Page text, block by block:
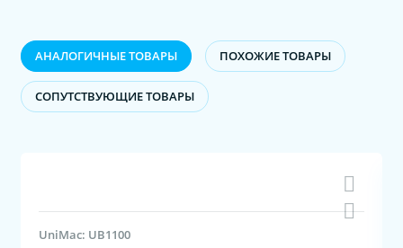
АНАЛОГИЧНЫЕ ТОВАРЫ ПОХОЖИЕ ТОВАРЫ
CОПУТСТВУЮЩИЕ ТОВАРЫ
UniMac: UB1100